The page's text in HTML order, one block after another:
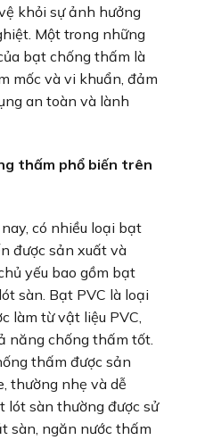
khỏi sự ảnh hưởng
Một trong những
bạt chống thấm là
mốc và vi khuẩn, đảm
an toàn và lành
thấm phổ biến trên
có nhiều loại bạt
được sản xuất và
yếu bao gồm bạt
sàn. Bạt PVC là loại
làm từ vật liệu PVC,
năng chống thấm tốt.
thấm được sản
thường nhẹ và dễ
lót sàn thường được sử
sàn, ngăn nước thấm